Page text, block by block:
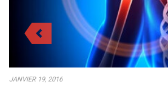
JANVIER 19, 2016